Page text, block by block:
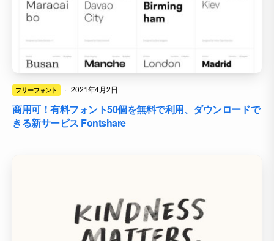
フリーフォント · 2021年4月2日
商用可！有料フォント50個を無料で利用、ダウンロードで
きる新サービス Fontshare